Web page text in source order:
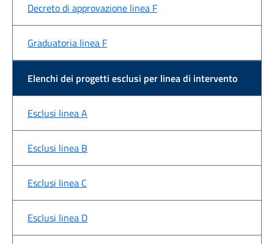
Decreto di approvazione linea F
Graduatoria linea F
Elenchi dei progetti esclusi per linea di intervento
Esclusi linea A
Esclusi linea B
Esclusi linea C
Esclusi linea D